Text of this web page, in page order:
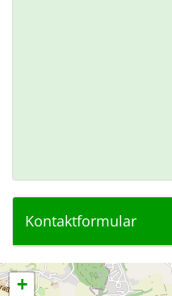
Kontaktformular
+